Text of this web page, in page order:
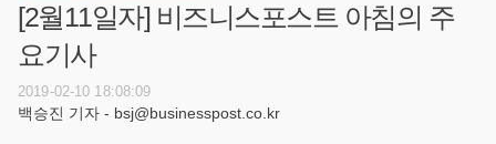
[2월11일자] 비즈니스포스트 아침의 주
요기사
2019-02-10 18:08:09
백승진 기자 - bsj@businesspost.co.kr